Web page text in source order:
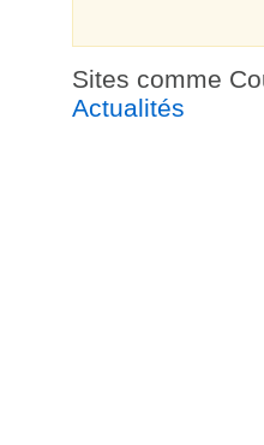
Sites comme
Actualités